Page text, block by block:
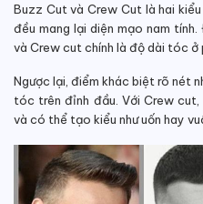
Buzz Cut và Crew Cut là hai
đều mang lại diện mạo nam
và Crew cut chính là độ dài tóc ở
Ngược lại, điểm khác biệt rõ nét
tóc trên đỉnh đầu. Với Crew
và có thể tạo kiểu như uốn hay